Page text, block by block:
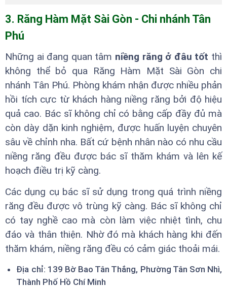
3. Răng Hàm Mặt Sài Gòn - Chi nhánh Tân
Phú
Những ai đang quan tâm niềng răng ở đâu tốt thì
không thể bỏ qua Răng Hàm Mặt Sài Gòn chi
nhánh Tân Phú. Phòng khám nhận được nhiều phản
hồi tích cực từ khách hàng niềng răng bởi độ hiệu
quả cao. Bác sĩ không chỉ có bằng cấp đầy đủ mà
còn dày dặn kinh nghiệm, được huấn luyện chuyên
sâu về chỉnh nha. Bất cứ bệnh nhân nào có nhu cầu
niềng răng đều được bác sĩ thăm khám và lên kế
hoạch điều trị kỹ càng.
Các dụng cụ bác sĩ sử dụng trong quá trình niềng
răng đều được vô trùng kỹ càng. Bác sĩ không chỉ
có tay nghề cao mà còn làm việc nhiệt tình, chu
đáo và thân thiện. Nhờ đó mà khách hàng khi đến
thăm khám, niềng răng đều có cảm giác thoải mái.
Địa chỉ: 139 Bờ Bao Tân Thắng, Phường Tân Sơn Nhì,
Thành Phố Hồ Chí Minh